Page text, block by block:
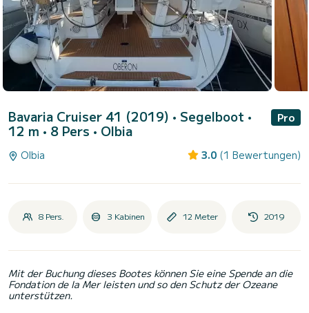
Bavaria Cruiser 41 (2019) • Segelboot •
12 m • 8 Pers • Olbia
Pro
Olbia 3.0 (1 Bewertungen)
8 Pers. 3 Kabinen 12 Meter 2019
Mit der Buchung dieses Bootes können Sie eine Spende an die
Fondation de la Mer leisten und so den Schutz der Ozeane
unterstützen.